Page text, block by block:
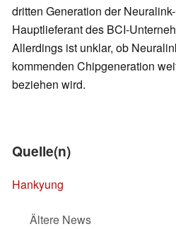
dritten Generation der
Hauptlieferant des BCI-
Allerdings ist unklar, ob
kommenden Chipgeneration
beziehen wird.
Quelle(n)
Hankyung
Ältere News